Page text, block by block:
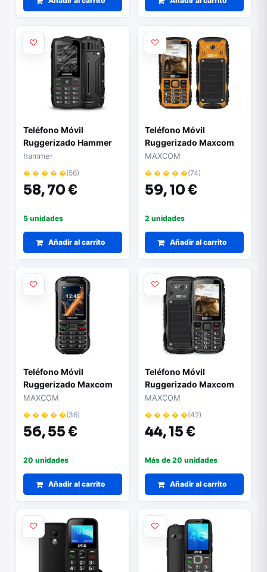
Teléfono Móvil
Ruggerizado Hammer
Rock/ Negro
hammer
� � � � �(56)
58,70 €
5 unidades
Añadir al carrito
Teléfono Móvil
Ruggerizado Maxcom
MM920/ Amarillo
MAXCOM
� � � � �(74)
59,10 €
2 unidades
Añadir al carrito
Teléfono Móvil
Ruggerizado Maxcom
Strong MM918 4G
VoLTE/ Negro
MAXCOM
� � � � �(36)
56,55 €
20 unidades
Añadir al carrito
Teléfono Móvil
Ruggerizado Maxcom
Strong MM920/ Negro
MAXCOM
� � � � �(42)
44,15 €
Más de 20 unidades
Añadir al carrito